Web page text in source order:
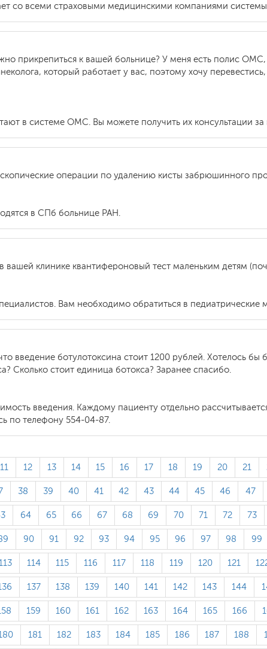
со всеми страховыми медицинскими компаниями
прикрепиться к вашей больнице? У меня есть полис
который работает у вас, поэтому хочу
в системе ОМС. Вы можете получить их консультации за
операции по удалению кисты забрюшинного
в СПб больнице РАН.
клинике квантифероновый тест маленьким детям
Вам необходимо обратиться в
введение ботулотоксина стоит 1200 рублей. Хотелось бы
Сколько стоит единица ботокса? Заранее спасибо.
введения. Каждому пациенту отдельно
по телефону 554-04-87.
11 12 13 14 15 16 17 18 19 20 21
38 39 40 41 42 43 44 45 46 47
64 65 66 67 68 69 70 71 72 73
90 91 92 93 94 95 96 97 98 99
114 115 116 117 118 119 120 121
137 138 139 140 141 142 143 144
159 160 161 162 163 164 165 166
181 182 183 184 185 186 187 188